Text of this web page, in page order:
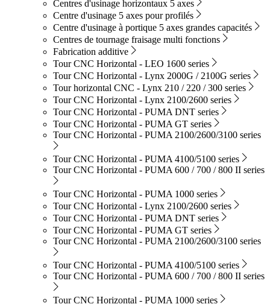
Centres d'usinage horizontaux 5 axes
Centre d'usinage 5 axes pour profilés
Centre d'usinage à portique 5 axes grandes capacités
Centres de tournage fraisage multi fonctions
Fabrication additive
Tour CNC Horizontal - LEO 1600 series
Tour CNC Horizontal - Lynx 2000G / 2100G series
Tour horizontal CNC - Lynx 210 / 220 / 300 series
Tour CNC Horizontal - Lynx 2100/2600 series
Tour CNC Horizontal - PUMA DNT series
Tour CNC Horizontal - PUMA GT series
Tour CNC Horizontal - PUMA 2100/2600/3100 series
Tour CNC Horizontal - PUMA 4100/5100 series
Tour CNC Horizontal - PUMA 600 / 700 / 800 II series
Tour CNC Horizontal - PUMA 1000 series
Tour CNC Horizontal - Lynx 2100/2600 series
Tour CNC Horizontal - PUMA DNT series
Tour CNC Horizontal - PUMA GT series
Tour CNC Horizontal - PUMA 2100/2600/3100 series
Tour CNC Horizontal - PUMA 4100/5100 series
Tour CNC Horizontal - PUMA 600 / 700 / 800 II series
Tour CNC Horizontal - PUMA 1000 series